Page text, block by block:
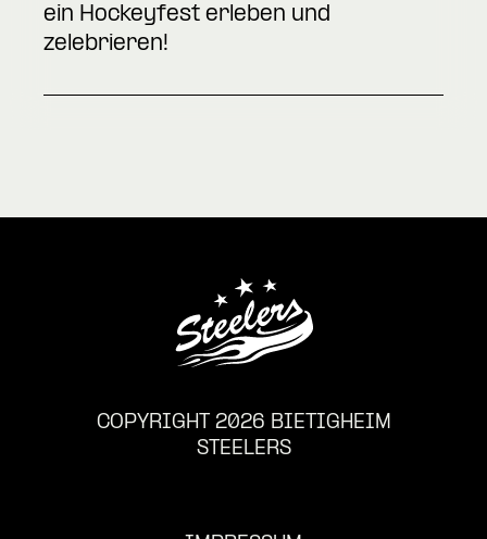
ein Hockeyfest erleben und
zelebrieren!
COPYRIGHT 2026 BIETIGHEIM
STEELERS